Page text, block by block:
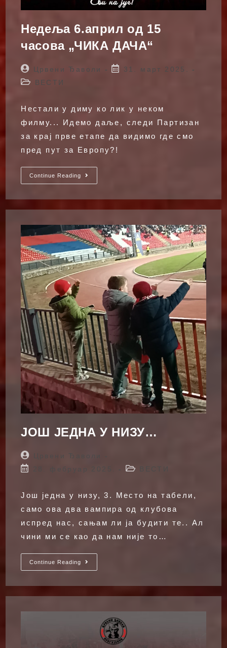
Недеља 6.април од 15
часова „ЧИКА ДАЧА“
Post
author:
Црвени Ђаволи
Post31. март 2025.
PostВЕСТИ
Нестали у диму ко лик у неком
филму... Идемо даље, следи Партизан
за крај прве етапе да видимо где смо
пред пут за Европу?!
Continue Reading
Недеља
6.април
„ЧИКА
ЈОШ ЈЕДНА У НИЗУ…
Post
author:
Црвени Ђаволи
Post28. фебруар 2025.
Post
Још једна у низу, 3. Место на табели,
само ова два вампира од клубова
испред нас, сањам ли ја будити те.. Ал
чини ми се као да нам није то…
Continue Reading
ЈОШ
ЈЕДНА